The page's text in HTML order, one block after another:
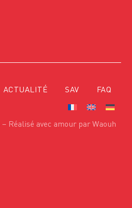
ACTUALITÉ SAV FAQ
– Réalisé avec amour par Waouh